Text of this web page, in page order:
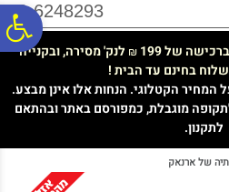
02-6248293
של 199 ₪ לנק' מסירה, ובקנייה
בחינם עד הבית !
המחיר הקטלוגי. הנחות אלו אינן מבצע.
מוגבלת, כמפורסם באתר ובהתאם
לתקנון.
של ארנאק